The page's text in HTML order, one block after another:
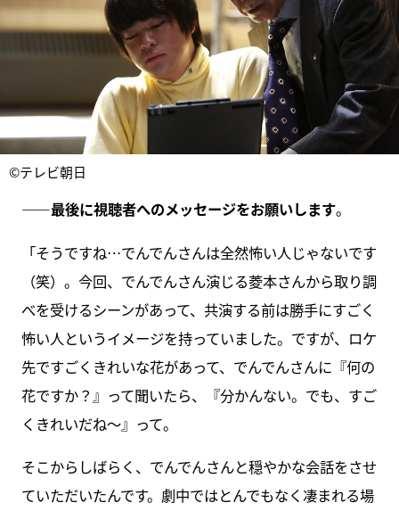
©テレビ朝日
――最後に視聴者へのメッセージをお願いします。
「そうですね…でんでんさんは全然怖い人じゃないです
（笑）。今回、でんでんさん演じる菱本さんから取り調
べを受けるシーンがあって、共演する前は勝手にすごく
怖い人というイメージを持っていました。ですが、ロケ
先ですごくきれいな花があって、でんでんさんに『何の
花ですか？』って聞いたら、『分かんない。でも、すご
くきれいだね～』って。
そこからしばらく、でんでんさんと穏やかな会話をさせ
ていただいたんです。劇中ではとんでもなく凄まれる場